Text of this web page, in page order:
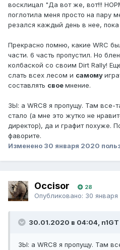
восклицал "Да вот же, вот!!!
поглотила меня просто на пару
резался каждый день в нее,
Прекрасно помню, какие WRC
части. 6 часть пропустил. Но
колбаской со своим Dirt Rally!
слать всех лесом и самому
составлять своемнение.
ЗЫ: а WRC8 я пропущу. Там все-
стало (а мне это жутко не
директор), да и графит похуже.
фаворите.
Изменено 30 января 2020
Occisor 28
Опубликовано: 30 января
30.01.2020 в 04:04, n1GT
ЗЫ: а WRC8 я пропущу. Там